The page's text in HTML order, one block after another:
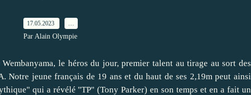
17.05.2023
Par Alain Olympie
le héros du jour, premier talent au tirage au sort des
Notre jeune français de 19 ans et du haut de ses 2,19m peut ainsi
qui a révélé "TP" (Tony Parker) en son temps et en a fait un